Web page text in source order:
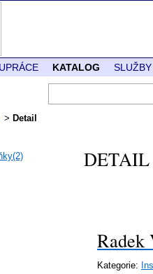
KATALOG SLUŽBY
> Detail
Radek
Kategorie: